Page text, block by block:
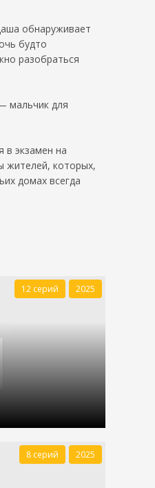
обнаруживает
будто
разобраться
мальчик для
в экзамен на
жителей, которых,
домах всегда
12 серий 2025
8 серий 2025